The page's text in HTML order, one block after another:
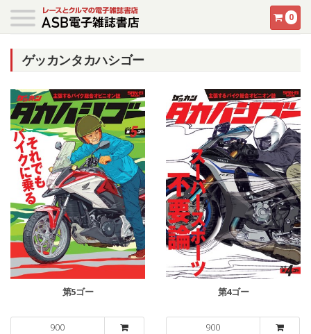
0
ゲッカンタカハシゴー
第5ゴー
900
第4ゴー
900